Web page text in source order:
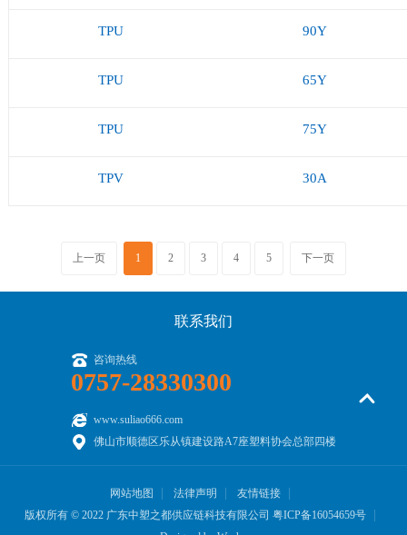
TPU 90Y
TPU 65Y
TPU 75Y
TPV 30A
上一页 1 2 3 4 5 下一页
联系我们
咨询热线
0757-28330300
www.suliao666.com
佛山市顺德区乐从镇建设路A7座塑料协会总部四楼
网站地图 法律声明
友情链接
版权所有 © 2022 广东中塑之都供应链科技有限公司 粤ICP备16054659号